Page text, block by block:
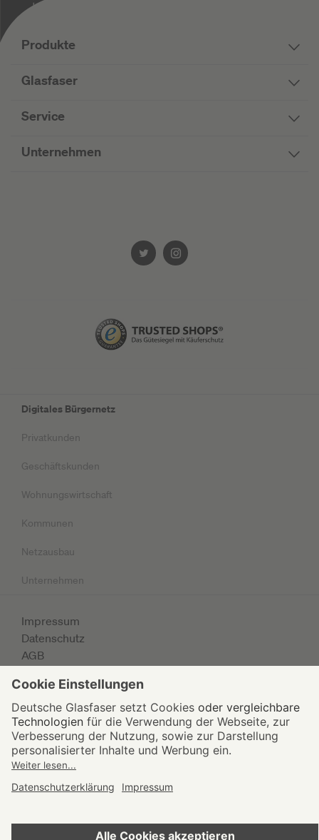
Produkte
Glasfaser
Service
Unternehmen
Digitales Bürgernetz
Privatkunden
Geschäftskunden
Wohnungswirtschaft
Kommunen
Netzausbau
Unternehmen
Impressum
Datenschutz
AGB
© 2026 Deutsche Glasfaser Unternehmensgruppe